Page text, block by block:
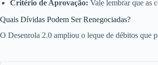
Critério de Aprovação: Vale lembrar que as
Quais Dívidas Podem Ser Renegociadas?
O Desenrola 2.0 ampliou o leque de débitos que